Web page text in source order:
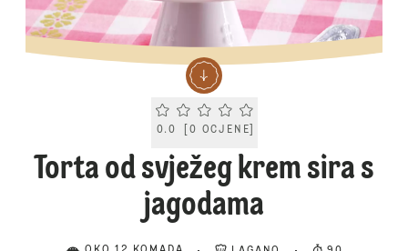
Current rating 0.0. Click to rate.
0.0 0 OCJENE
Torta od svježeg krem sira s
jagodama